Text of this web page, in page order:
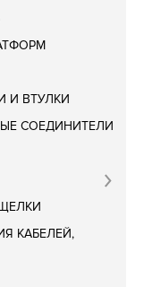
И ВТУЛКИ
СОЕДИНИТЕЛИ
КАБЕЛЕЙ,